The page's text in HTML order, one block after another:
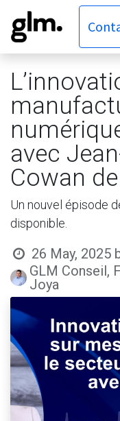
avec
Cowan
Un nouvel épisode
disponible.
26 May, 2025
GLM Conseil,
Joya